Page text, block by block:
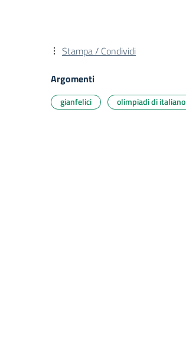
Stampa / Condividi
Argomenti
gianfelici olimpiadi di italiano